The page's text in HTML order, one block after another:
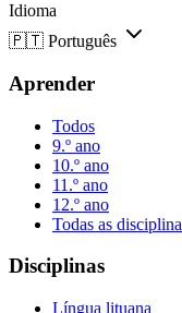
Idioma
🇵🇹 Português
Aprender
Todos
9.º ano
10.º ano
11.º ano
12.º ano
Todas as
Disciplinas
Língua lituana